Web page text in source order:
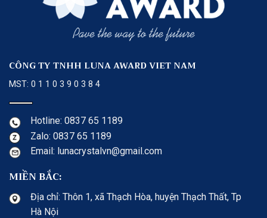
CÔNG TY TNHH LUNA AWARD VIET NAM
MST: 0 1 1 0 3 9 0 3 8 4
Hotline: 0837 65 1189
Zalo: 0837 65 1189
Email: lunacrystalvn@gmail.com
MIỀN BẮC:
Địa chỉ: Thôn 1, xã Thạch Hòa, huyện Thạch Thất, Tp
Hà Nội